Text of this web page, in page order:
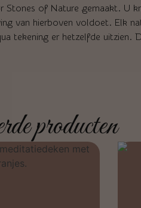
Stones of Nature gemaakt. U
van hierboven voldoet. Elk
tekening er hetzelfde uitzien.
producten